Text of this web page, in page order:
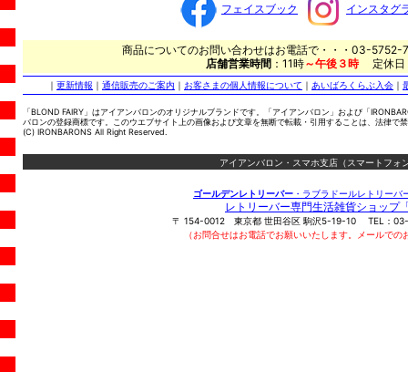
フェイスブック インスタグ
商品についてのお問い合わせはお電話で・・・03-5752-
店舗営業時間 ：11時～午後３時 定休
｜ 更新情報 ｜ 通信販売のご案内 ｜ お客さまの個人情報について ｜ あいばろくらぶ入会 ｜
「BLOND FAIRY」はアイアンバロンのオリジナルブランドです。「アイアンバロン」および「
バロンの登録商標です。このウエブサイト上の画像および文章を無断で転載・引用することは、法律で
(C) IRONBARONS All Right Reserved.
アイアンバロン・スマホ支店（スマートフォ
ゴールデンレトリーバー ・ラブラドールレトリー
レトリーバー専門生活雑貨ショップ
〒 154-0012 東京都 世田谷区 駒沢5-19-10 TEL：
（お問合せはお電話でお願いいたします。メールで